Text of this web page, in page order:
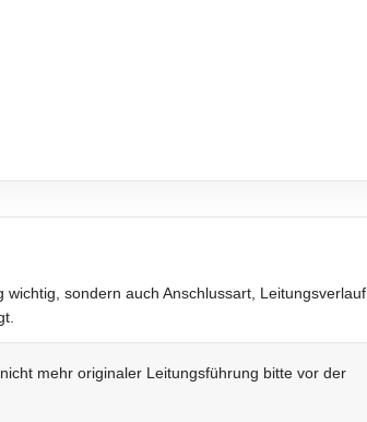
sondern auch Anschlussart, Leitungsverlauf
mehr originaler Leitungsführung bitte vor der